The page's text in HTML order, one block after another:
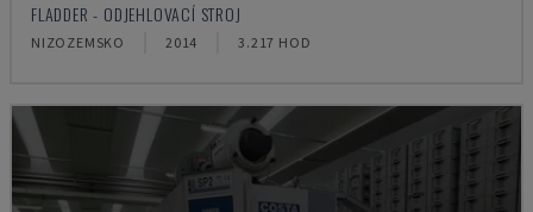
FLADDER - ODJEHLOVACÍ STROJ
NIZOZEMSKO 2014 3.217 HOD